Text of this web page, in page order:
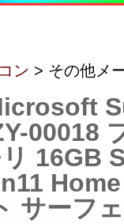
ン > その他メ
00018
16GB
サーフ